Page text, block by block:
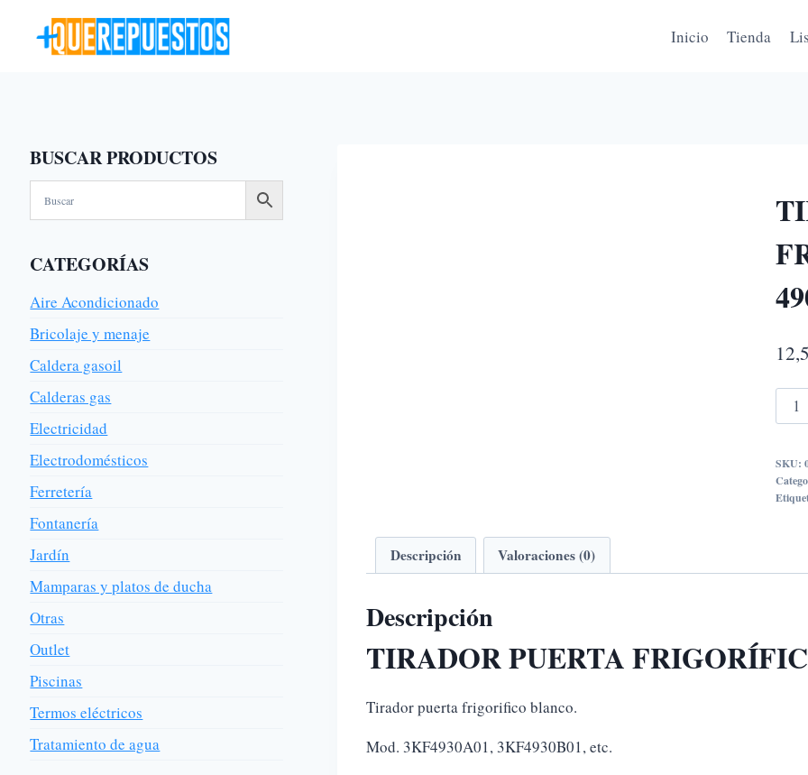
contenido
Inicio Tienda
SKU:
Descripción Valoraciones (0)
Descripción
TIRADOR PUERTA
Tirador puerta frigorifico blanco.
Mod. 3KF4930A01, 3KF4930B01, etc.
BUSCAR PRODUCTOS
CATEGORÍAS
Aire Acondicionado
Bricolaje y menaje
Caldera gasoil
Calderas gas
Electricidad
Electrodomésticos
Ferretería
Fontanería
Jardín
Mamparas y platos de ducha
Otras
Outlet
Piscinas
Termos eléctricos
Tratamiento de agua